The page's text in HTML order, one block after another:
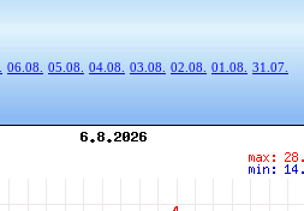
06.08. 05.08. 04.08. 03.08. 02.08. 01.08. 31.07.